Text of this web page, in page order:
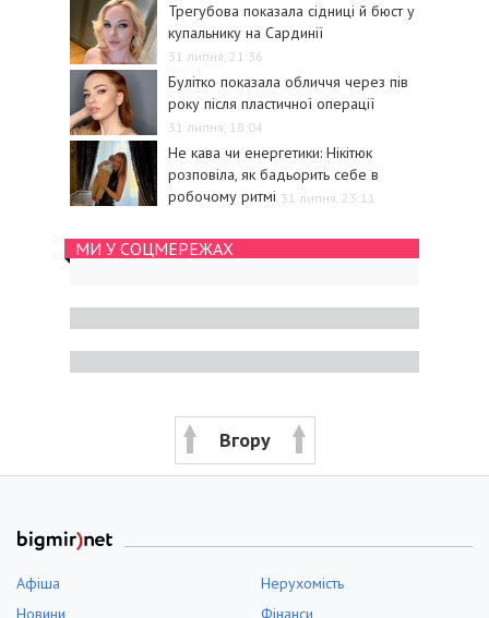
Трегубова показала сідниці й бюст у
купальнику на Сардинії
31 липня, 21:36
Булітко показала обличчя через пів
року після пластичної операції
31 липня, 18:04
Не кава чи енергетики: Нікітюк
розповіла, як бадьорить себе в
робочому ритмі 31 липня, 23:11
МИ У СОЦМЕРЕЖАХ
Вгору
Афіша
Нерухомість
Новини
Фінанси